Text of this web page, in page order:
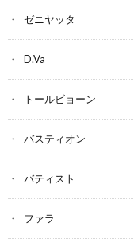
ゼニヤッタ
D.Va
トールビョーン
バスティオン
バティスト
ファラ